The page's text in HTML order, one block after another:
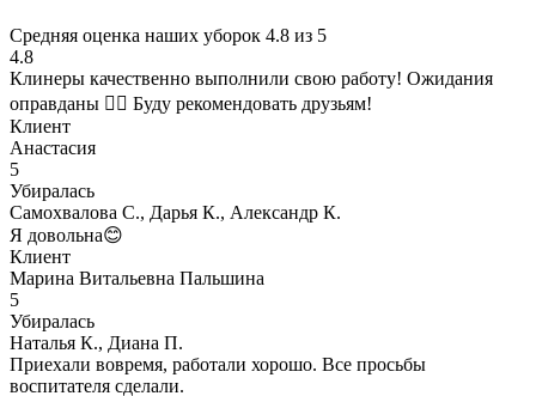
Средняя оценка наших уборок 4.8 из 5
4.8
Клинеры качественно выполнили свою работу! Ожидания
оправданы 👍🏽 Буду рекомендовать друзьям!
Клиент
Анастасия
5
Убиралась
Самохвалова С., Дарья К., Александр К.
Я довольна😊
Клиент
Марина Витальевна Пальшина
5
Убиралась
Наталья К., Диана П.
Приехали вовремя, работали хорошо. Все просьбы
воспитателя сделали.